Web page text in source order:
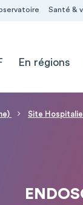
Santé &
En régions
Site